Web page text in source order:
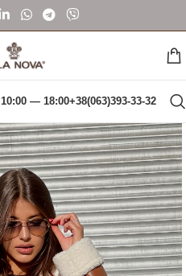
10:00 — 18:00+38(063)393-33-32